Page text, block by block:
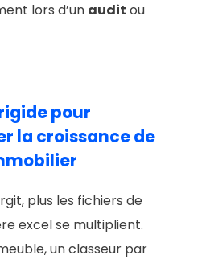
lors d’un audit ou
pour
la croissance de
plus les fichiers de
excel se multiplient.
un classeur par